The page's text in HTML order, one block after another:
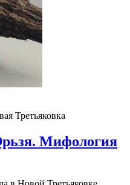
Третьяковка
Мифология